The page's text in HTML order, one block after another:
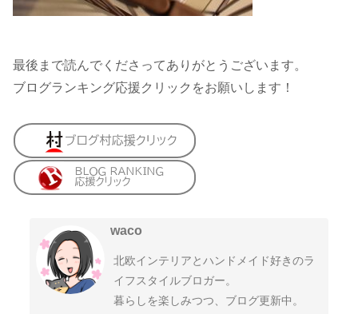
最後まで読んでくださってありがとうございます。
ブログランキング応援クリックをお願いします！
waco
北欧インテリアとハンドメイド好きのラ
イフスタイルブロガー。
暮らしを楽しみつつ、ブログ更新中。